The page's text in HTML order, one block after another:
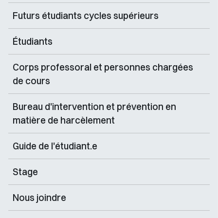
Futurs étudiants cycles supérieurs
Étudiants
Corps professoral et personnes chargées
de cours
Bureau d'intervention et prévention en
matière de harcèlement
Guide de l'étudiant.e
Stage
Nous joindre